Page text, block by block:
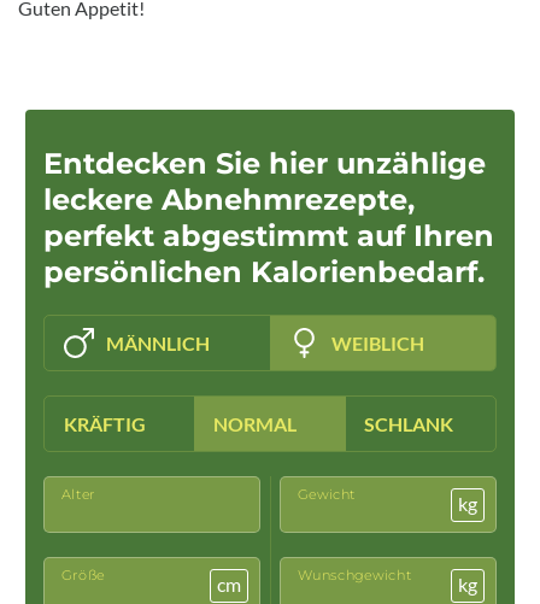
Guten Appetit!
Entdecken Sie hier unzählige
leckere Abnehmrezepte,
perfekt abgestimmt auf Ihren
persönlichen Kalorienbedarf.
MÄNNLICH WEIBLICH
KRÄFTIG NORMAL SCHLANK
Alter
Größe cm
Gewicht kg
Wunschgewicht kg